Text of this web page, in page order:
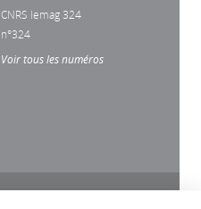
CNRS lemag 324
n°324
Voir tous les numéros